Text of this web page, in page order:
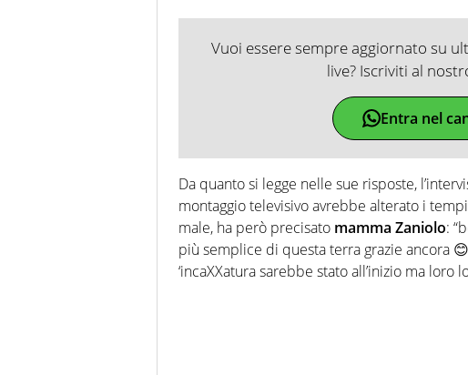
Vuoi essere sempre aggiornato su
live? Iscriviti al
Entra nel
Da quanto si legge nelle sue risposte,
montaggio televisivo avrebbe alterato i
male, ha però precisato mamma Zaniolo:
più semplice di questa terra grazie ancora
‘incaXXatura sarebbe stato all’inizio ma loro